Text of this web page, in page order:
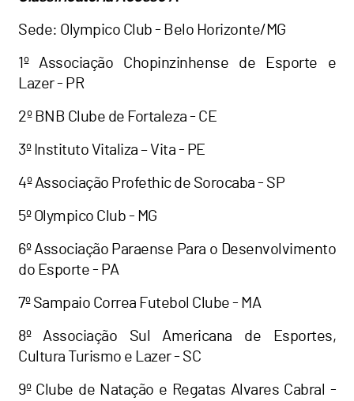
Sede: Olympico Club - Belo Horizonte/MG
1º Associação Chopinzinhense de Esporte e
Lazer - PR
2º BNB Clube de Fortaleza - CE
3º Instituto Vitaliza – Vita - PE
4º Associação Profethic de Sorocaba - SP
5º Olympico Club - MG
6º Associação Paraense Para o Desenvolvimento
do Esporte - PA
7º Sampaio Correa Futebol Clube - MA
8º Associação Sul Americana de Esportes,
Cultura Turismo e Lazer - SC
9º Clube de Natação e Regatas Alvares Cabral -